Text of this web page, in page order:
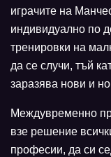
играчите на
индивидуално по
тренировки на
да се случи, тъй
заразява нови и
Междувременно
взе решение
професии, да си